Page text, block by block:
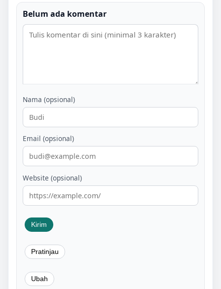
Belum ada komentar
Nama (opsional)
Email (opsional)
Website (opsional)